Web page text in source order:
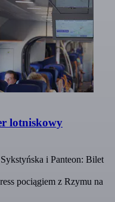
lotniskowy
i Panteon: Bilet
pociągiem z Rzymu na